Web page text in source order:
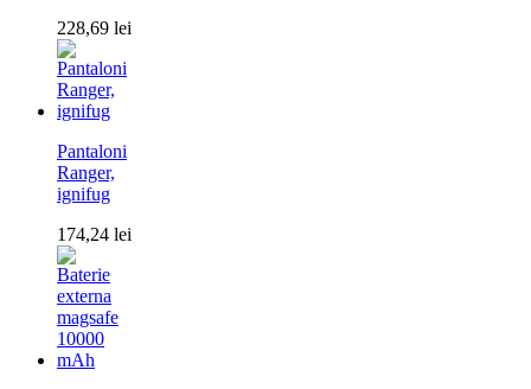
228,69 lei
Pantaloni
Ranger,
ignifug
174,24 lei